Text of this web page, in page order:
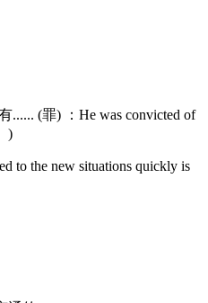
(罪) ：He was convicted of
)
to the new situations quickly is